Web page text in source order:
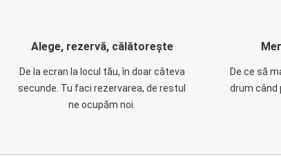
Alege, rezervă, călătorește
De la ecran la locul tău, în doar câteva
secunde. Tu faci rezervarea, de restul
ne ocupăm noi.
De ce să
drum când